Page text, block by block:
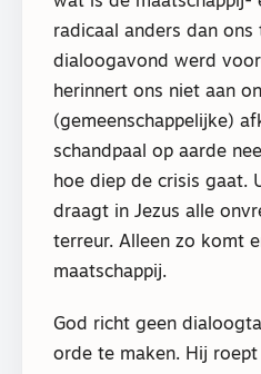
radicaal anders dan ons
dialoogavond werd
herinnert ons niet aan
(gemeenschappelijke)
schandpaal op aarde
hoe diep de crisis gaat.
draagt in Jezus alle
terreur. Alleen zo komt
maatschappij.
God richt geen
orde te maken. Hij